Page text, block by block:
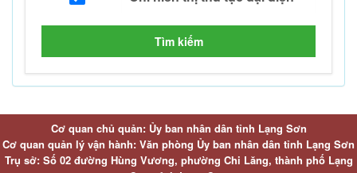
Tìm kiếm
Cơ quan chủ quản: Ủy ban nhân dân tỉnh Lạng Sơn
Cơ quan quản lý vận hành: Văn phòng Ủy ban nhân dân tỉnh Lạng Sơn
Trụ sở: Số 02 đường Hùng Vương, phường Chi Lăng, thành phố Lạng